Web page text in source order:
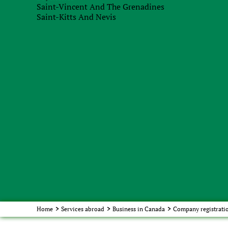
Saint-Vincent And The Grenadines
Saint-Kitts And Nevis
Home > Services abroad > Business in Canada > Company
preparation of one general power of attorney;
Show